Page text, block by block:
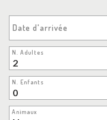
Date d'arrivée
N. Adultes
N. Enfants
Animaux